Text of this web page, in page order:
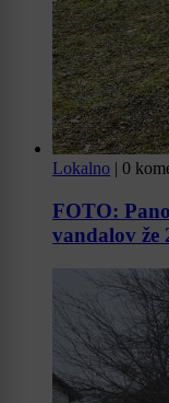
Lokalno | 0
FOTO:
vandalov že